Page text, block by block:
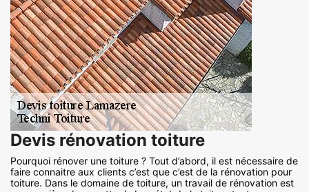
Devis rénovation toiture
Pourquoi rénover une toiture ? Tout d’abord, il est nécessaire de
faire connaitre aux clients c’est que c’est de la rénovation pour
toiture. Dans le domaine de toiture, un travail de rénovation est